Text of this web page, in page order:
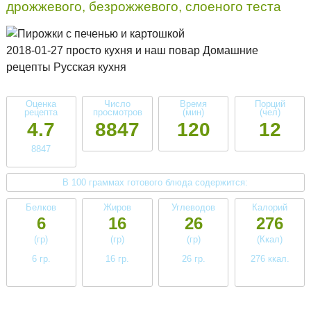
дрожжевого, безрожжевого, слоеного теста
2018-01-27 просто кухня и наш повар Домашние
рецепты Русская кухня
Оценка
рецепта
4.7
8847
Число
просмотров
8847
Время
(мин)
120
Порций
(чел)
12
В 100 граммах готового блюда содержится:
Белков
6
(гр)
6 гр.
Жиров
16
(гр)
16 гр.
Углеводов
26
(гр)
26 гр.
Калорий
276
(Ккал)
276 ккал.